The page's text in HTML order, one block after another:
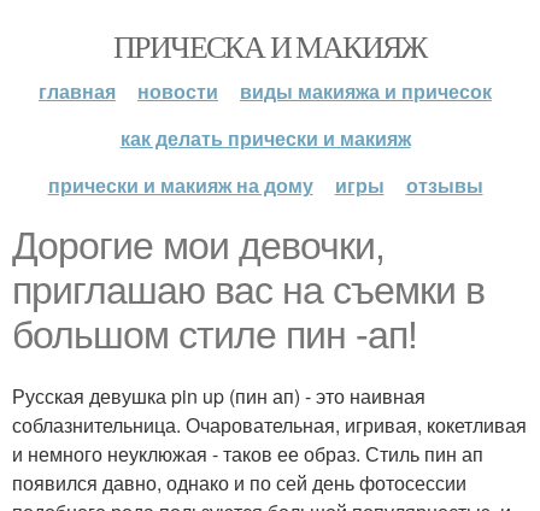
ПРИЧЕСКА И МАКИЯЖ
главная новости
виды макияжа и причесок
как делать прически и макияж
прически и макияж на дому
игры отзывы
Дорогие мои девочки,
приглашаю вас на съемки в
большом стиле пин -ап!
Русская девушка pin up (пин ап) - это наивная
соблазнительница. Очаровательная, игривая, кокетливая
и немного неуклюжая - таков ее образ. Стиль пин ап
появился давно, однако и по сей день фотосессии